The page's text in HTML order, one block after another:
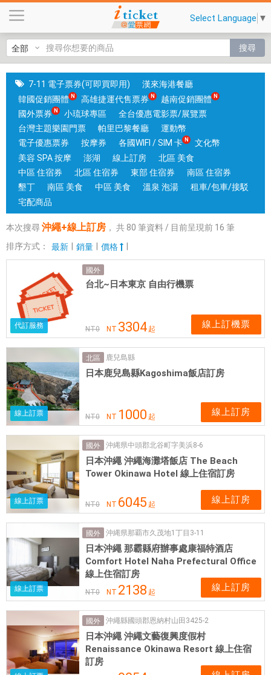
+
線
上
訂
房
|
台
中
和
高
雄
實
體
市
票
買
用
Select Language ▼
搜尋
7-11 電子票券(可即買即用)
漢來海港餐廳
韓國促銷團體
高雄捷運代售票券
越南促銷團體
國外票券
小琉球專區
全台優惠電影票/展覽票
台灣主題樂園門票
帕里巴黎餐廳
運動幣
電子優惠票券
按摩券 各國WIFI / SIM 卡
文化幣
美容 SPA 按摩
澎湖 線上訂房
北區 美食
中區 住宿券
北區 住宿券 東部 住宿券
南區 住宿券
墾丁
南區 美食 中區 美食 溫泉 泡湯
租車/包車/接駁
宅配商品
本次搜尋 沖繩+線上訂房 ， 共 80 筆資料 / 目前呈現前 16 筆
排序方式：
最新 銷量 價格
代訂服務
國外
台北~日本東京 自由行機票
NT0 NT 3304 起 線上訂機票
線上訂票
北區 鹿兒島縣
日本鹿兒島縣Kagoshima飯店訂房
NT0 NT 1000 起 線上訂房
線上訂票
國外 沖縄県中頭郡北谷町字美浜8-6
日本沖繩 沖繩海灘塔飯店 The Beach
Tower Okinawa Hotel 線上住宿訂房
NT0 NT 6045 起 線上訂房
線上訂票
國外 沖縄県那覇市久茂地1丁目3-11
日本沖繩 那霸縣府辦事處康福特酒店
Comfort Hotel Naha Prefectural Office
線上住宿訂房
NT0 NT 2138 起 線上訂房
國外 沖繩縣國頭郡恩納村山田3425-2
日本沖繩 沖繩文藝復興度假村
Renaissance Okinawa Resort 線上住宿
訂房